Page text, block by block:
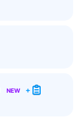
NEW +